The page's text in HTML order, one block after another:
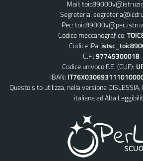
Mail:
Segreteria:
Pec:
Codice meccanografico:
Codice iPa:
C.F.:97745300018
Codice univoco F.E. (CUF):
IBAN:
Questo sito utilizza, nella versione DISLESSIA,
italiana ad Alta